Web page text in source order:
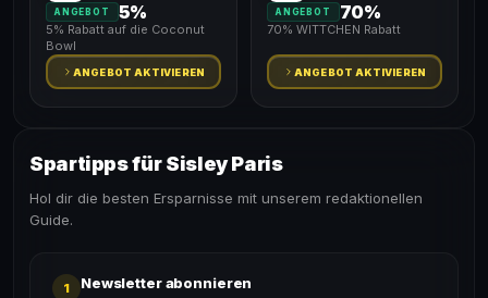
ANGEBOT 5%
5% Rabatt auf die Coconut
Bowl
ANGEBOT AKTIVIEREN
ANGEBOT 70%
70% WITTCHEN Rabatt
ANGEBOT AKTIVIEREN
Spartipps für Sisley Paris
Hol dir die besten Ersparnisse mit unserem redaktionellen
Guide.
1 Newsletter abonnieren